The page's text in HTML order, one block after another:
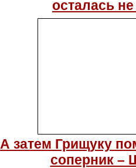
осталась
А затем Грищуку
соперник –